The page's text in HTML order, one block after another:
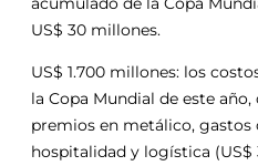
US$ 30 millones.
US$ 1.700 millones: los
la Copa Mundial de este
premios en metálico,
hospitalidad y logística (US$